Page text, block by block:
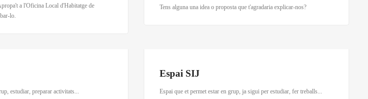
a l'Oficina Local d'Habitatge de
lo.
Tens alguna una idea o proposta que t'agradaria explicar-nos?
estudiar, preparar activitats...
Espai SIJ
Espai que et permet estar en grup, ja sigui per estudiar, fer treballs...